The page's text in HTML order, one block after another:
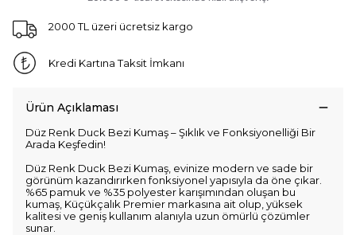
2000 TL üzeri ücretsiz kargo
Kredi Kartına Taksit İmkanı
Ürün Açıklaması
Düz Renk Duck Bezi Kumaş – Şıklık ve Fonksiyonelliği Bir
Arada Keşfedin!
Düz Renk Duck Bezi Kumaş, evinize modern ve sade bir
görünüm kazandırırken fonksiyonel yapısıyla da öne çıkar.
%65 pamuk ve %35 polyester karışımından oluşan bu
kumaş, Küçükçalık Premier markasına ait olup, yüksek
kalitesi ve geniş kullanım alanıyla uzun ömürlü çözümler
sunar.